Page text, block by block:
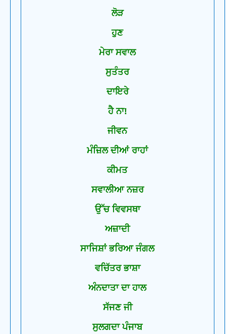
ਲੋੜ
ਹੁਣ
ਮੇਰਾ ਸਵਾਲ
ਸੁਤੰਤਰ
ਦਾਇਰੇ
ਹੈ ਨਾ!
ਜੀਵਨ
ਮੰਜ਼ਿਲ ਦੀਆਂ ਰਾਹਾਂ
ਕੀਮਤ
ਸਵਾਲੀਆ ਨਜ਼ਰ
ਉੱਚ ਵਿਵਸਥਾ
ਅਜ਼ਾਦੀ
ਸਾਜਿਸ਼ਾਂ ਭਰਿਆ ਜੰਗਲ
ਵਚਿੱਤਰ ਭਾਸ਼ਾ
ਅੰਨਦਾਤਾ ਦਾ ਹਾਲ
ਸੱਜਣ ਜੀ
ਸੁਲਗਦਾ ਪੰਜਾਬ